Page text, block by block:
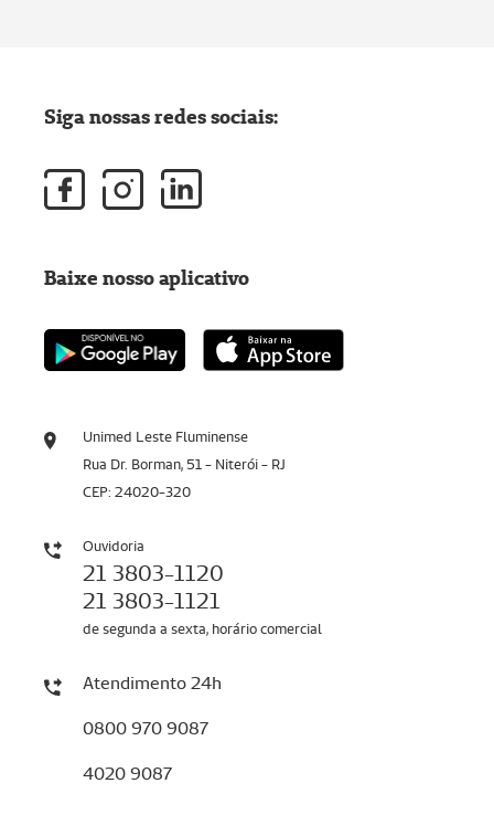
Unimed Leste Fluminense
Rua Dr. Borman, 51 - Niterói - RJ
CEP: 24020-320
Ouvidoria
21 3803-1120
21 3803-1121
de segunda a sexta, horário comercial
Atendimento 24h
0800 970 9087
4020 9087
Siga nossas redes sociais:
Baixe nosso aplicativo